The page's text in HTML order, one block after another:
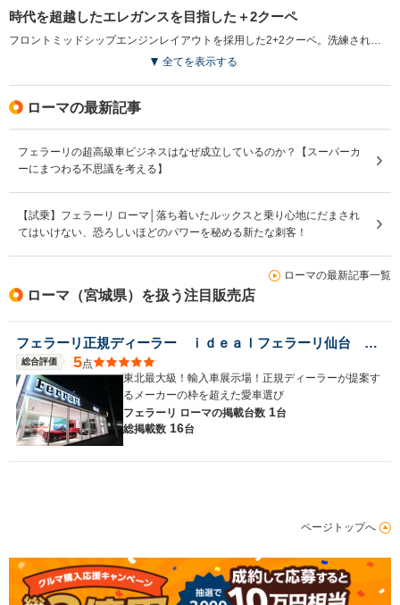
時代を超越したエレガンスを目指した＋2クーペ
全てを表示する
ローマの最新記事
フェラーリの超高級車ビジネスはなぜ成立しているのか？【スーパーカ
ーにまつわる不思議を考える】
【試乗】フェラーリ ローマ│落ち着いたルックスと乗り心地にだまされ
てはいけない、恐ろしいほどのパワーを秘める新たな刺客！
ローマの最新記事一覧
ローマ（宮城県）を扱う注目販売店
フェラーリ正規ディーラー ｉｄｅａｌフェラーリ仙台 正規サービスセンター
総合評価 5点
東北最大級！輸入車展示場！正規ディーラーが提案す
るメーカーの枠を超えた愛車選び
フェラーリ ローマの掲載台数 1台
総掲載数 16台
ページトップへ